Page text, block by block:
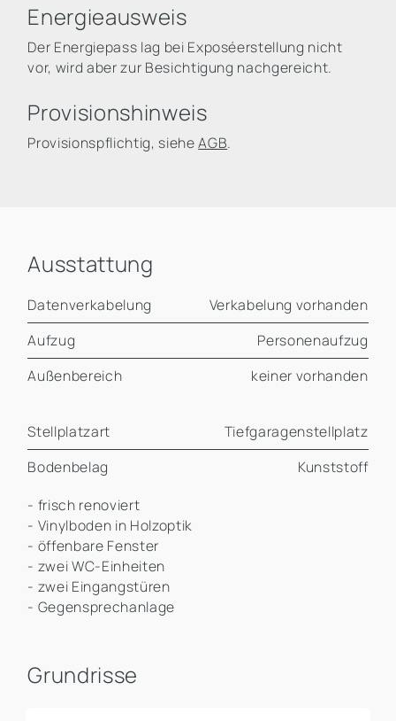
Energieausweis
Der Energiepass lag bei Exposéerstellung nicht
vor, wird aber zur Besichtigung nachgereicht.
Provisionshinweis
Provisionspflichtig, sieheAGB.
Ausstattung
Datenverkabelung
Verkabelung vorhanden
Aufzug
Personenaufzug
Außenbereich
keiner vorhanden
Stellplatzart
Tiefgaragenstellplatz
Bodenbelag
Kunststoff
- frisch renoviert
- Vinylboden in Holzoptik
- öffenbare Fenster
- zwei WC-Einheiten
- zwei Eingangstüren
- Gegensprechanlage
Grundrisse